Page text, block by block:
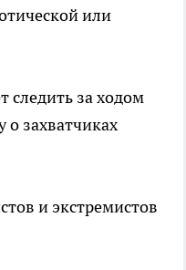
или
следить за ходом
о захватчиках
и экстремистов